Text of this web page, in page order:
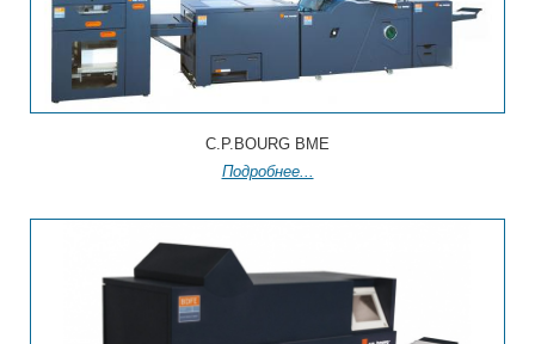
C.P.BOURG BME
Подробнее...